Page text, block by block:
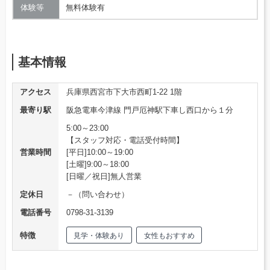
体験等 無料体験有
基本情報
アクセス
兵庫県西宮市下大市西町1-22 1階
最寄り駅
阪急電車今津線 門戸厄神駅下車し西口から１分
営業時間
5:00～23:00
【スタッフ対応・電話受付時間】
[平日]10:00～19:00
[土曜]9:00～18:00
[日曜／祝日]無人営業
定休日
－（問い合わせ）
電話番号
0798-31-3139
特徴 見学・体験あり 女性もおすすめ